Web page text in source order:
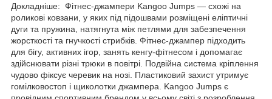
Докладніше: Фітнес-джампери Kangoo Jumps — схожі на
роликові ковзани, у яких під підошвами розміщені еліптичні
дуги та пружина, натягнута між петлями для забезпечення
жорсткості та гнучкості стрибків. Фітнес-джампер підходить
для бігу, активних ігор, занять кенгу-фітнесом і допомагає
здійснювати різні трюки в повітрі. Подвійна система кріплення
чудово фіксує черевик на нозі. Пластиковий захист утримує
гомілковостоп і щиколотки джампера. Kangoo Jumps є